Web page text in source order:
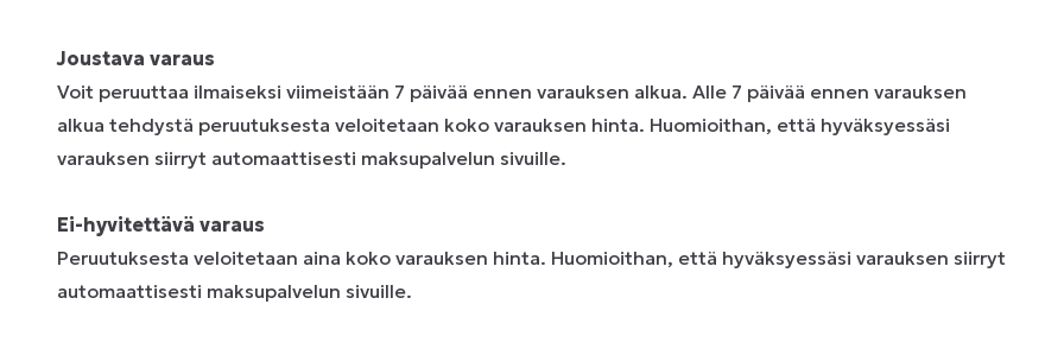
Joustava varaus
Voit peruuttaa ilmaiseksi viimeistään 7 päivää ennen varauksen alkua. Alle 7 päivää ennen varauksen
alkua tehdystä peruutuksesta veloitetaan koko varauksen hinta. Huomioithan, että hyväksyessäsi
varauksen siirryt automaattisesti maksupalvelun sivuille.
Ei-hyvitettävä varaus
Peruutuksesta veloitetaan aina koko varauksen hinta. Huomioithan, että hyväksyessäsi varauksen siirryt
automaattisesti maksupalvelun sivuille.